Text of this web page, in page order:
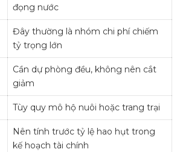
đọng nước
Đây thường là nhóm chi phí chiếm
tỷ trọng lớn
Cần dự phòng đều, không nên cắt
giảm
Tùy quy mô hộ nuôi hoặc trang trại
Nên tính trước tỷ lệ hao hụt trong
kế hoạch tài chính